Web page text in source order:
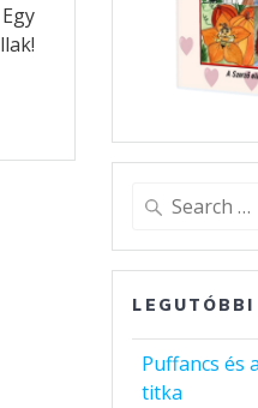
Search
LEGUTÓBBI
Puffancs és
titka